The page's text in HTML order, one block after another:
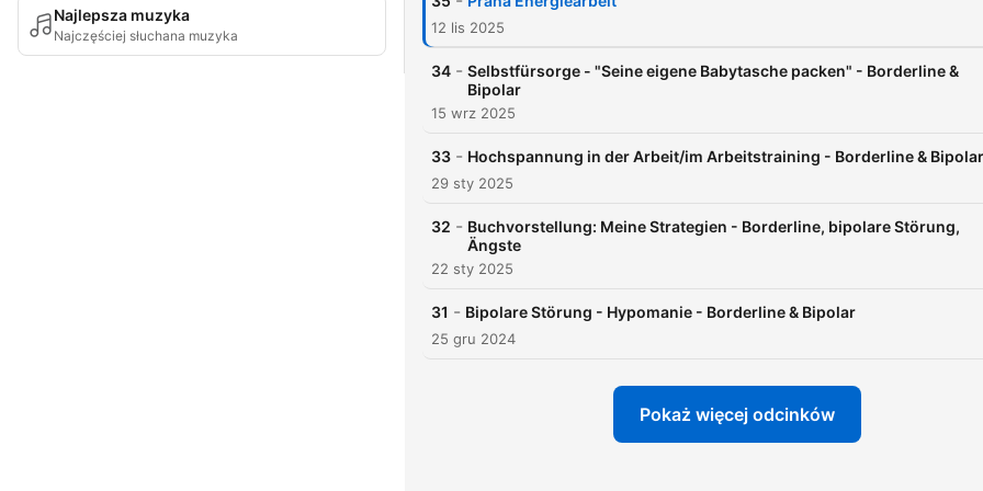
Najlepsza muzyka
Najczęściej słuchana muzyka
heute stärker.
12 lis 2025
34 - Selbstfürsorge - "Seine eigene Babytasche packen" - Borderline &
Bipolar
15 wrz 2025
33 - Hochspannung in der Arbeit/im Arbeitstraining - Borderline & Bipolar
29 sty 2025
32 - Buchvorstellung: Meine Strategien - Borderline, bipolare Störung,
Ängste
22 sty 2025
31 - Bipolare Störung - Hypomanie - Borderline & Bipolar
25 gru 2024
Pokaż więcej odcinków